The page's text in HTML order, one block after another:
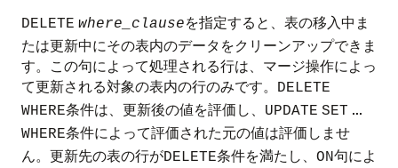
DELETE where_clauseを指定すると、表の移入中ま
たは更新中にその表内のデータをクリーンアップできま
す。この句によって処理される行は、マージ操作によっ
て更新される対象の表内の行のみです。
DELETE
WHERE条件は、更新後の値を評価し、 UPDATE SET ...
WHERE条件によって評価された元の値は評価しませ
ん。更新先の表の行がDELETE条件を満たし、 ON句によ